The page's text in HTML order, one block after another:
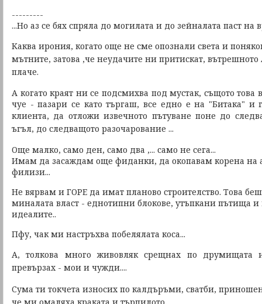
---------
...Но аз се бях спряла до могилата и до зейналата паст на
Каква ирония, когато още не сме опознали света и
мътните, затова ,че неудачите ни притискат,
плаче.
А когато краят ни се подсмихва под мустак, същото
чуе - пазари се като търгаш, все едно е на "Битака" и
клиента, да отложи извечното пътуване поне до
ъгъл, до следващото разочарование ...
Още малко, само ден, само два ,... само не сега...
Имам да засаждам още фиданки, да окопавам корена на
филизи...
Не вярвам и ГОРЕ да имат планово строителство. Това
миналата власт - еднотипни блокове, утъпкани пътища
идеалите..
Пфу, чак ми настръхва побелялата коса...
А, толкова много живовляк срещнах по друмищата
превързах - мои и чужди....
Сума ти токчета износих по калдъръми, сватби,